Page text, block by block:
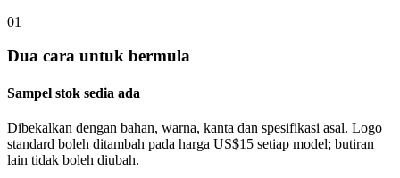
01
Dua cara untuk bermula
Sampel stok sedia ada
Dibekalkan dengan bahan, warna, kanta dan spesifikasi asal. Logo
standard boleh ditambah pada harga US$15 setiap model; butiran
lain tidak boleh diubah.